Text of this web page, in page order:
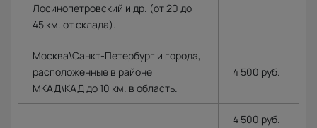
Лосинопетровский и др. (от 20 до
45 км. от склада).
Москва\Санкт-Петербург и города,
расположенные в районе
МКАД\КАД до 10 км. в область.
4 500 руб.
4 500 руб.